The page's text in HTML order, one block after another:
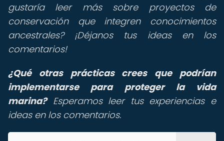
gustaría leer más sobre proyectos de
conservación que integren conocimientos
ancestrales? ¡Déjanos tus ideas en los
comentarios!
¿Qué otras prácticas crees que podrían
implementarse para proteger la vida
marina?Esperamos leer tus experiencias e
ideas en los comentarios.